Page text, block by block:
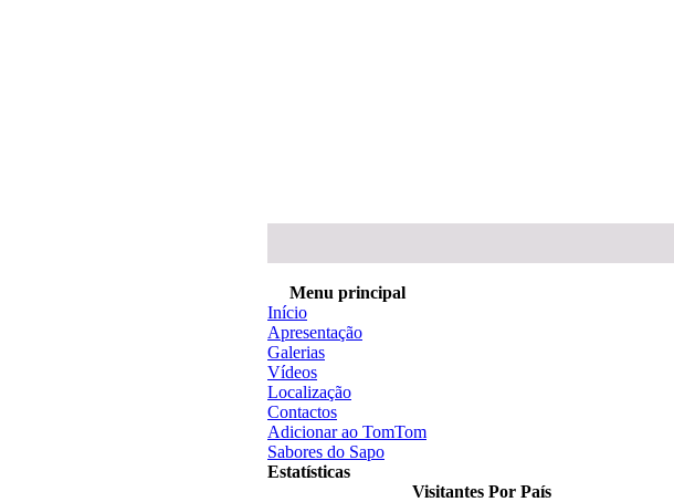
Menu principal
Início
Apresentação
Galerias
Vídeos
Localização
Contactos
Adicionar ao TomTom
Sabores do Sapo
Estatísticas
Visitantes Por País